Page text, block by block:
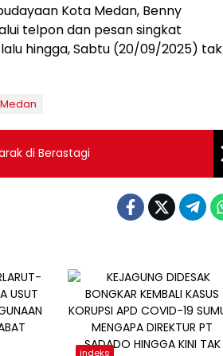
Kota Medan, Benny
telpon dan pesan singkat
hingga, Sabtu (20/09/2025) tak
di Berastagi
indeks